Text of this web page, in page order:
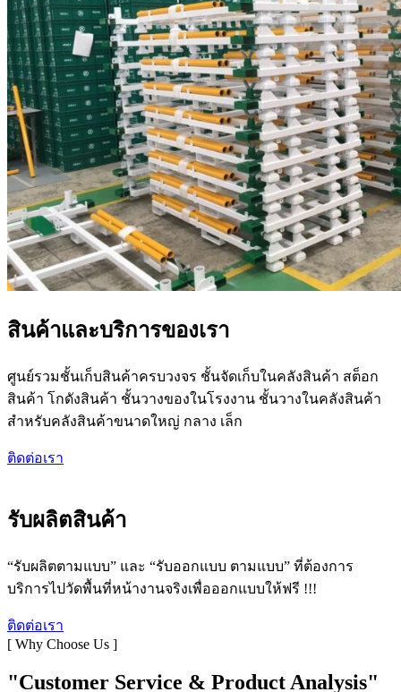
สินค้าและบริการของเรา
ศูนย์รวมชั้นเก็บสินค้าครบวงจร ชั้นจัดเก็บในคลังสินค้า สต็อก
สินค้า โกดังสินค้า ชั้นวางของในโรงงาน ชั้นวางในคลังสินค้า
สำหรับคลังสินค้าขนาดใหญ่ กลาง เล็ก
ติดต่อเรา
รับผลิตสินค้า
“รับผลิตตามแบบ” และ “รับออกแบบ ตามแบบ” ที่ต้องการ
บริการไปวัดพื้นที่หน้างานจริงเพื่อออกแบบให้ฟรี !!!
ติดต่อเรา
[ Why Choose Us ]
"Customer Service & Product Analysis"